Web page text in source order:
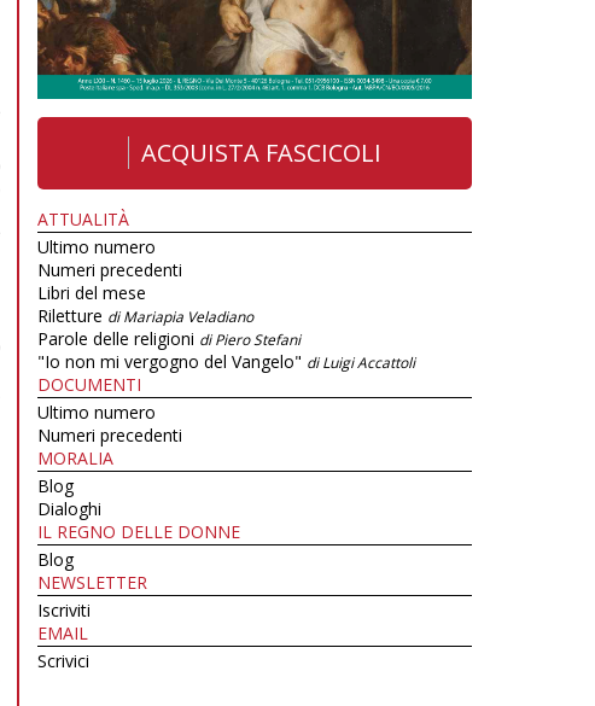
ACQUISTA FASCICOLI
ATTUALITÀ
Ultimo numero
Numeri precedenti
Libri del mese
Riletture di Mariapia Veladiano
Parole delle religioni di Piero Stefani
"Io non mi vergogno del Vangelo" di Luigi Accattoli
DOCUMENTI
Ultimo numero
Numeri precedenti
MORALIA
Blog
Dialoghi
IL REGNO DELLE DONNE
Blog
NEWSLETTER
Iscriviti
EMAIL
Scrivici